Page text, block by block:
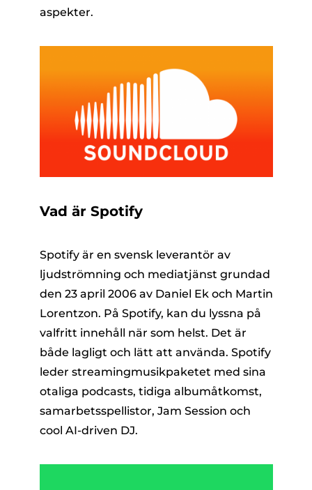
aspekter.
Vad är Spotify
Spotify är en svensk leverantör av
ljudströmning och mediatjänst grundad
den 23 april 2006 av Daniel Ek och Martin
Lorentzon. På Spotify, kan du lyssna på
valfritt innehåll när som helst. Det är
både lagligt och lätt att använda. Spotify
leder streamingmusikpaketet med sina
otaliga podcasts, tidiga albumåtkomst,
samarbetsspellistor, Jam Session och
cool AI-driven DJ.